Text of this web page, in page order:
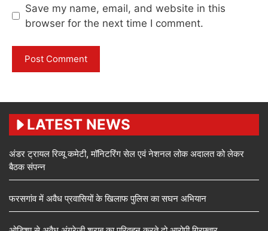
Save my name, email, and website in this
browser for the next time I comment.
LATEST NEWS
अंडर ट्रायल रिव्यू कमेटी, मॉनिटरिंग सेल एवं नेशनल लोक अदालत को लेकर
बैठक संपन्न
फरसगांव में अवैध प्रवासियों के खिलाफ पुलिस का सघन अभियान